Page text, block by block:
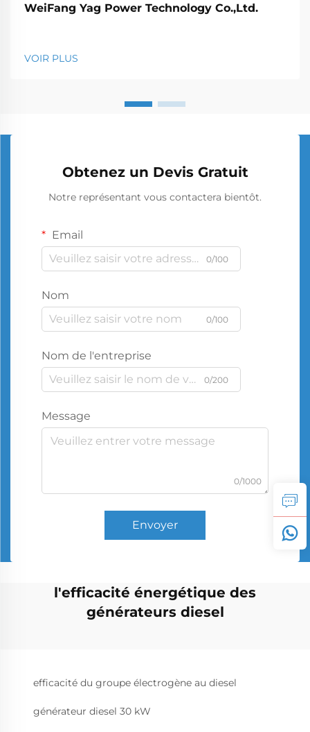
WeiFang Yag Power Technology Co.,Ltd.
VOIR PLUS
Obtenez un Devis Gratuit
Notre représentant vous contactera bientôt.
Email
0/100
Nom
0/100
Nom de l'entreprise
0/200
Message
0/1000
Envoyer
l'efficacité énergétique des
générateurs diesel
efficacité du groupe électrogène au diesel
générateur diesel 30 kW